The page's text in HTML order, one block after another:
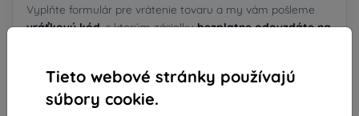
Tieto webové stránky používajú
súbory cookie.
Vyplňte formulár pre vrátenie tovaru a my vám pošleme
vráťkový kód, s ktorým zásielkubezplatne odovzdáte na
Pred vyplnením formulára si prosím prečítajte naše
obchodné podmienky , aby ste overili, či spĺňate
podmienky vrátenia.